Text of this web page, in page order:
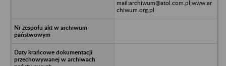
mail:archiwum@atol.com.pl;www.ar
chiwum.org.pl